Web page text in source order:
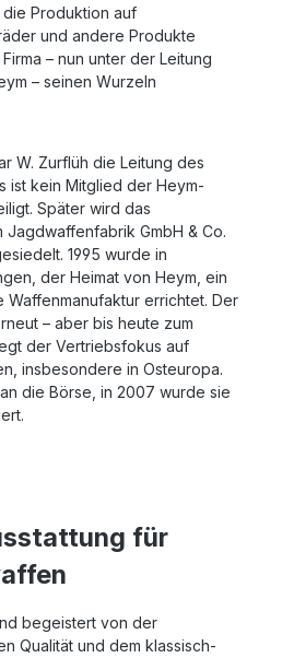
die Produktion auf
und andere Produkte
– nun unter der Leitung
– seinen Wurzeln
W. Zurflüh die Leitung des
ist kein Mitglied der Heym-
Später wird das
Jagdwaffenfabrik GmbH & Co.
1995 wurde in
der Heimat von Heym, ein
errichtet. Der
– aber bis heute zum
der Vertriebsfokus auf
insbesondere in Osteuropa.
die Börse, in 2007 wurde sie
für
begeistert von der
Qualität und dem klassisch-